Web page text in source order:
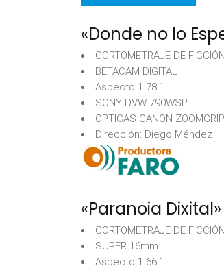
«Donde no lo
CORTOMETRAJE DE
BETACAM DIGITAL
Aspecto 1.78:1
SONY DVW-790WSP
OPTICAS CANON ZOOMGRIP
Dirección: Diego Méndez
«Paranoia Dixital»
CORTOMETRAJE DE
SUPER 16mm
Aspecto 1.66:1